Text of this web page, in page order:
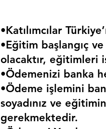
•Katılımcılar
•Eğitim başlangıç
olacaktır, eğitimleri
•Ödemenizi banka
•Ödeme işlemini
soyadınız ve
gerekmektedir.